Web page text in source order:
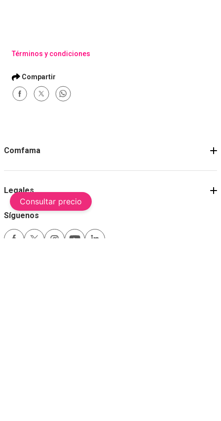
Consultar precio
Términos y condiciones
Comfama
Legales
Síguenos